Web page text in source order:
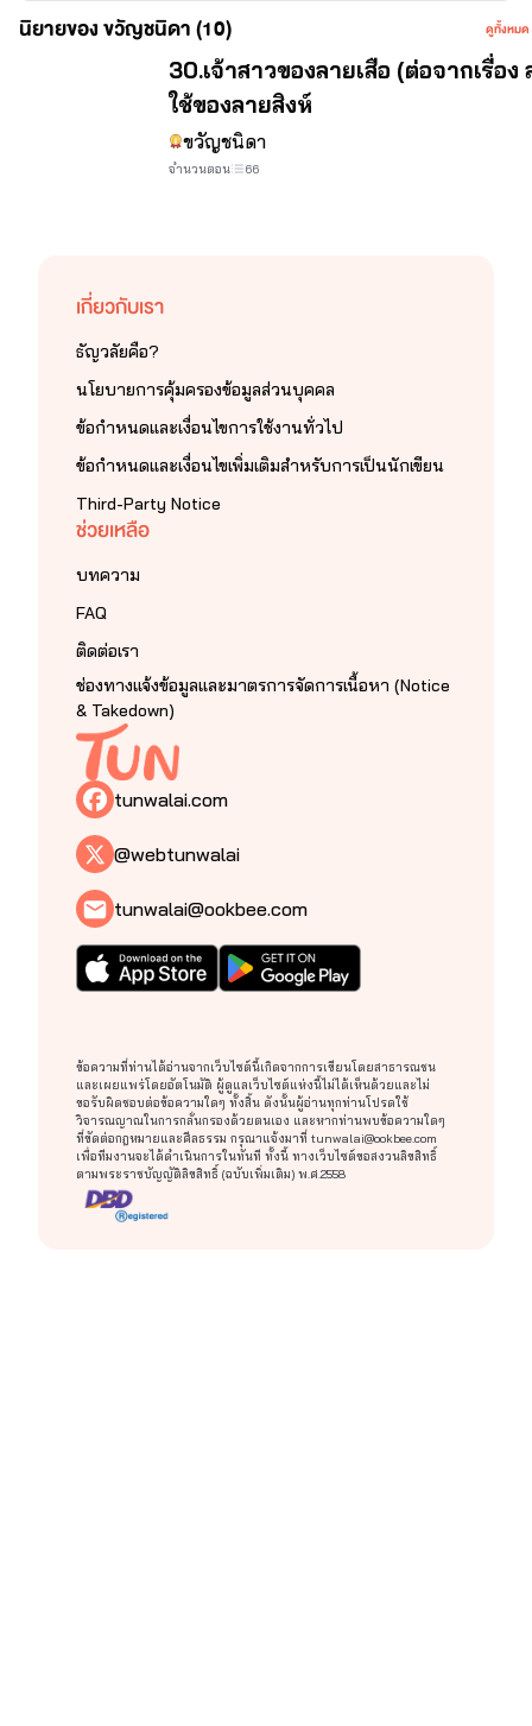
นิยายของ ขวัญชนิดา (10) ดูทั้งหมด
30.เจ้าสาวของลายเสือ (ต่อจากเรื่อง
ใช้ของลายสิงห์
ขวัญชนิดา
จำนวนตอน 66
เกี่ยวกับเรา
ธัญวลัยคือ?
นโยบายการคุ้มครองข้อมูลส่วนบุคคล
ข้อกำหนดและเงื่อนไขการใช้งานทั่วไป
ข้อกำหนดและเงื่อนไขเพิ่มเติมสำหรับการเป็นนักเขียน
Third-Party Notice
ช่วยเหลือ
บทความ
FAQ
ติดต่อเรา
ช่องทางแจ้งข้อมูลและมาตรการจัดการเนื้อหา (Notice
& Takedown)
tunwalai.com
@webtunwalai
tunwalai@ookbee.com
ข้อความที่ท่านได้อ่านจากเว็บไซต์นี้เกิดจากการเขียนโดยสาธารณชน
และเผยแพร่โดยอัตโนมัติ ผู้ดูแลเว็บไซต์แห่งนี้ไม่ได้เห็นด้วยและไม่
ขอรับผิดชอบต่อข้อความใดๆ ทั้งสิ้น ดังนั้นผู้อ่านทุกท่านโปรดใช้
วิจารณญาณในการกลั่นกรองด้วยตนเอง และหากท่านพบข้อความใดๆ
ที่ขัดต่อกฎหมายและศีลธรรม กรุณาแจ้งมาที่ tunwalai@ookbee.com
เพื่อทีมงานจะได้ดำเนินการในทันที ทั้งนี้ ทางเว็บไซต์ขอสงวนลิขสิทธิ์
ตามพระราชบัญญัติลิขสิทธิ์ (ฉบับเพิ่มเติม) พ.ศ.2558